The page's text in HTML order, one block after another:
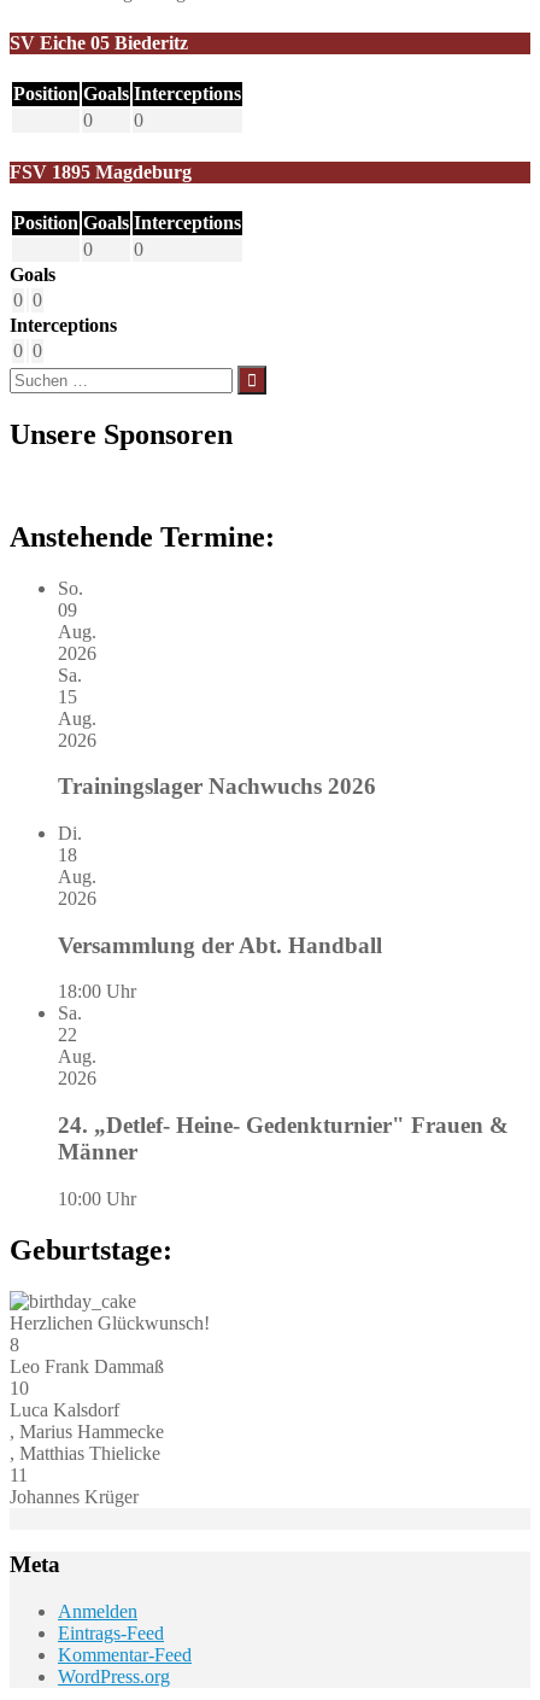
SV Eiche 05 Biederitz
Position Goals Interceptions
0
0
FSV 1895 Magdeburg
Position Goals Interceptions
0
0
Goals
0 0
Interceptions
0 0
Suchen
nach:
Unsere Sponsoren
Anstehende Termine:
So.
09
Aug.
2026
Sa.
15
Aug.
2026
Trainingslager Nachwuchs 2026
Di.
18
Aug.
2026
Versammlung der Abt. Handball
18:00 Uhr
Sa.
22
Aug.
2026
24. „Detlef- Heine- Gedenkturnier" Frauen &
Männer
10:00 Uhr
Geburtstage:
Herzlichen Glückwunsch!
8
Leo Frank Dammaß
10
Luca Kalsdorf
, Marius Hammecke
, Matthias Thielicke
11
Johannes Krüger
Meta
Anmelden
Eintrags-Feed
Kommentar-Feed
WordPress.org